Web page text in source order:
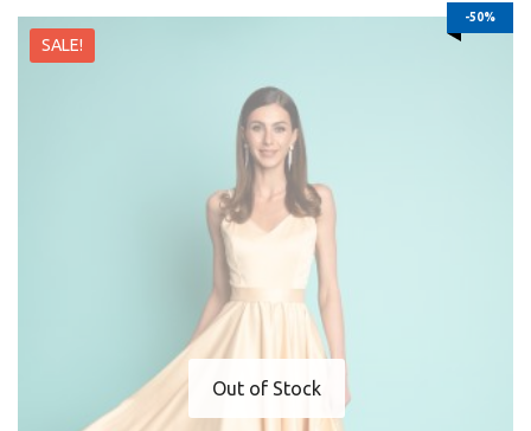
-50%
SALE!
Out of Stock